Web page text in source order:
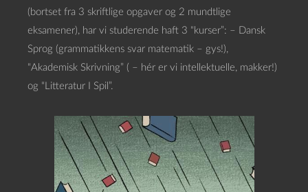
(bortset fra 3 skriftlige opgaver og 2 mundtlige
eksamener), har vi studerende haft 3 “kurser”: – Dansk
Sprog (grammatikkens svar matematik – gys!),
“Akademisk Skrivning” ( – hér er vi intellektuelle, makker!)
og “Litteratur I Spil”.